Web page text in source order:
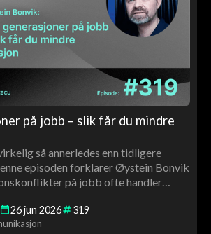
på jobb – slik får du mindre
så annerledes enn tidligere
episoden forklarer Øystein Bonvik
på jobb ofte handler
arbeidslivets utvikling. En praktisk
samarbeid og aldersmangfold.
26jun 2026 319